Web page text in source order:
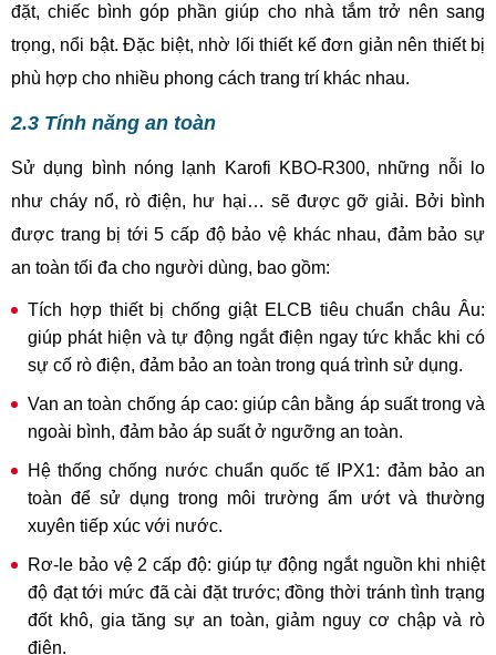
đặt, chiếc bình góp phần giúp cho nhà tắm trở nên sang
trọng, nổi bật. Đặc biệt, nhờ lối thiết kế đơn giản nên thiết bị
phù hợp cho nhiều phong cách trang trí khác nhau.
2.3 Tính năng an toàn
Sử dụng bình nóng lạnh Karofi KBO-R300, những nỗi lo
như cháy nổ, rò điện, hư hại… sẽ được gỡ giải. Bởi bình
được trang bị tới 5 cấp độ bảo vệ khác nhau, đảm bảo sự
an toàn tối đa cho người dùng, bao gồm:
Tích hợp thiết bị chống giật ELCB tiêu chuẩn châu Âu:
giúp phát hiện và tự động ngắt điện ngay tức khắc khi có
sự cố rò điện, đảm bảo an toàn trong quá trình sử dụng.
Van an toàn chống áp cao: giúp cân bằng áp suất trong và
ngoài bình, đảm bảo áp suất ở ngưỡng an toàn.
Hệ thống chống nước chuẩn quốc tế IPX1: đảm bảo an
toàn để sử dụng trong môi trường ẩm ướt và thường
xuyên tiếp xúc với nước.
Rơ-le bảo vệ 2 cấp độ: giúp tự động ngắt nguồn khi nhiệt
độ đạt tới mức đã cài đặt trước; đồng thời tránh tình trạng
đốt khô, gia tăng sự an toàn, giảm nguy cơ chập và rò
điện.